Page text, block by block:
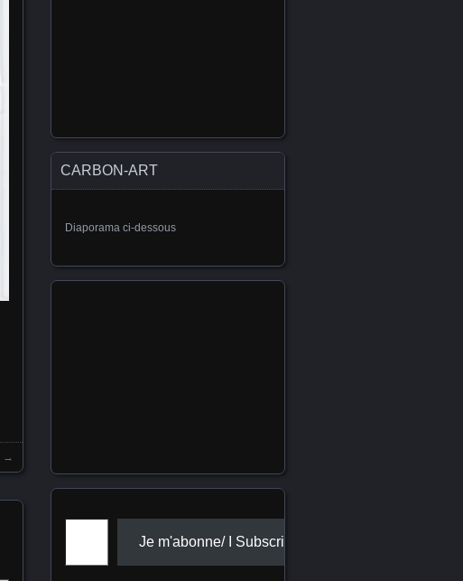
→
CARBON-ART
Diaporama ci-dessous
Adresse e-mail
Je m'abonne/ I Subscribe